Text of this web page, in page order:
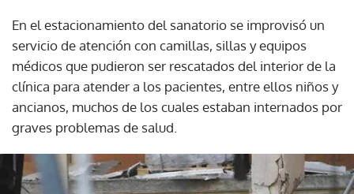
En el estacionamiento del sanatorio se improvisó un
servicio de atención con camillas, sillas y equipos
médicos que pudieron ser rescatados del interior de la
clínica para atender a los pacientes, entre ellos niños y
ancianos, muchos de los cuales estaban internados por
graves problemas de salud.